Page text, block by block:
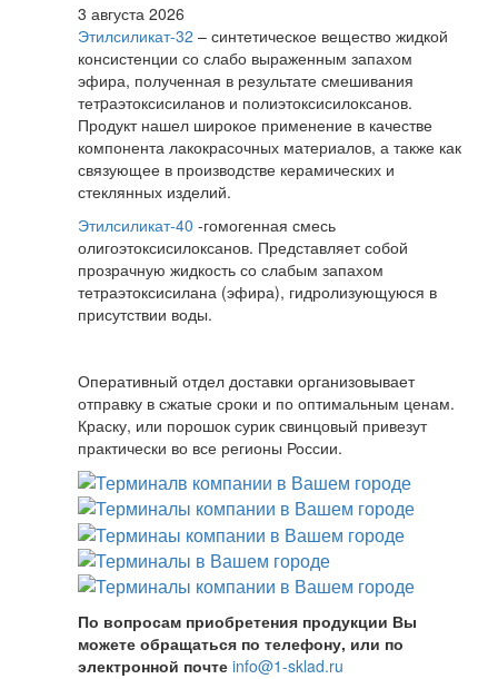
3 августа 2026
Этилсиликат-32 – синтетическое вещество жидкой
консистенции со слабо выраженным запахом
эфира, полученная в результате смешивания
тетpаэтоксисиланов и полиэтоксисилоксанов.
Продукт нашел широкое применение в качестве
компонента лакокрасочных материалов, а также как
связующее в производстве керамических и
стеклянных изделий.
Этилсиликат-40 -гомогенная смесь
олигоэтоксисилоксанов. Представляет собой
прозрачную жидкость со слабым запахом
тетраэтоксисилана (эфира), гидролизующуюся в
присутствии воды.
Оперативный отдел доставки организовывает
отправку в сжатые сроки и по оптимальным ценам.
Краску, или порошок сурик свинцовый привезут
практически во все регионы России.
По вопросам приобретения продукции Вы
можете обращаться по телефону, или по
электронной почте info@1-sklad.ru